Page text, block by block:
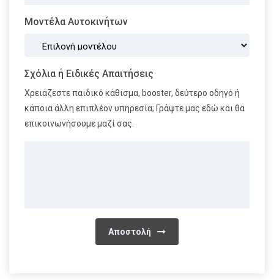
Μοντέλα Αυτοκινήτων
Σχόλια ή Ειδικές Απαιτήσεις
Χρειάζεστε παιδικό κάθισμα, booster, δεύτερο οδηγό ή
κάποια άλλη επιπλέον υπηρεσία; Γράψτε μας εδώ και θα
επικοινωνήσουμε μαζί σας.
Αποστολή